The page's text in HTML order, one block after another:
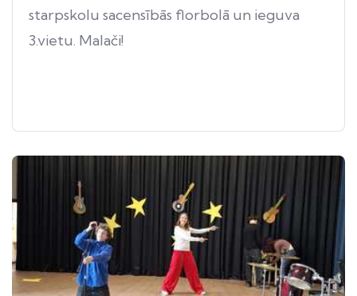
starpskolu sacensībās florbolā un ieguva
3.vietu. Malači!